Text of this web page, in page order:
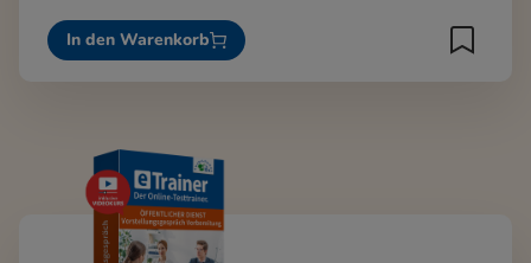
In den Warenkorb